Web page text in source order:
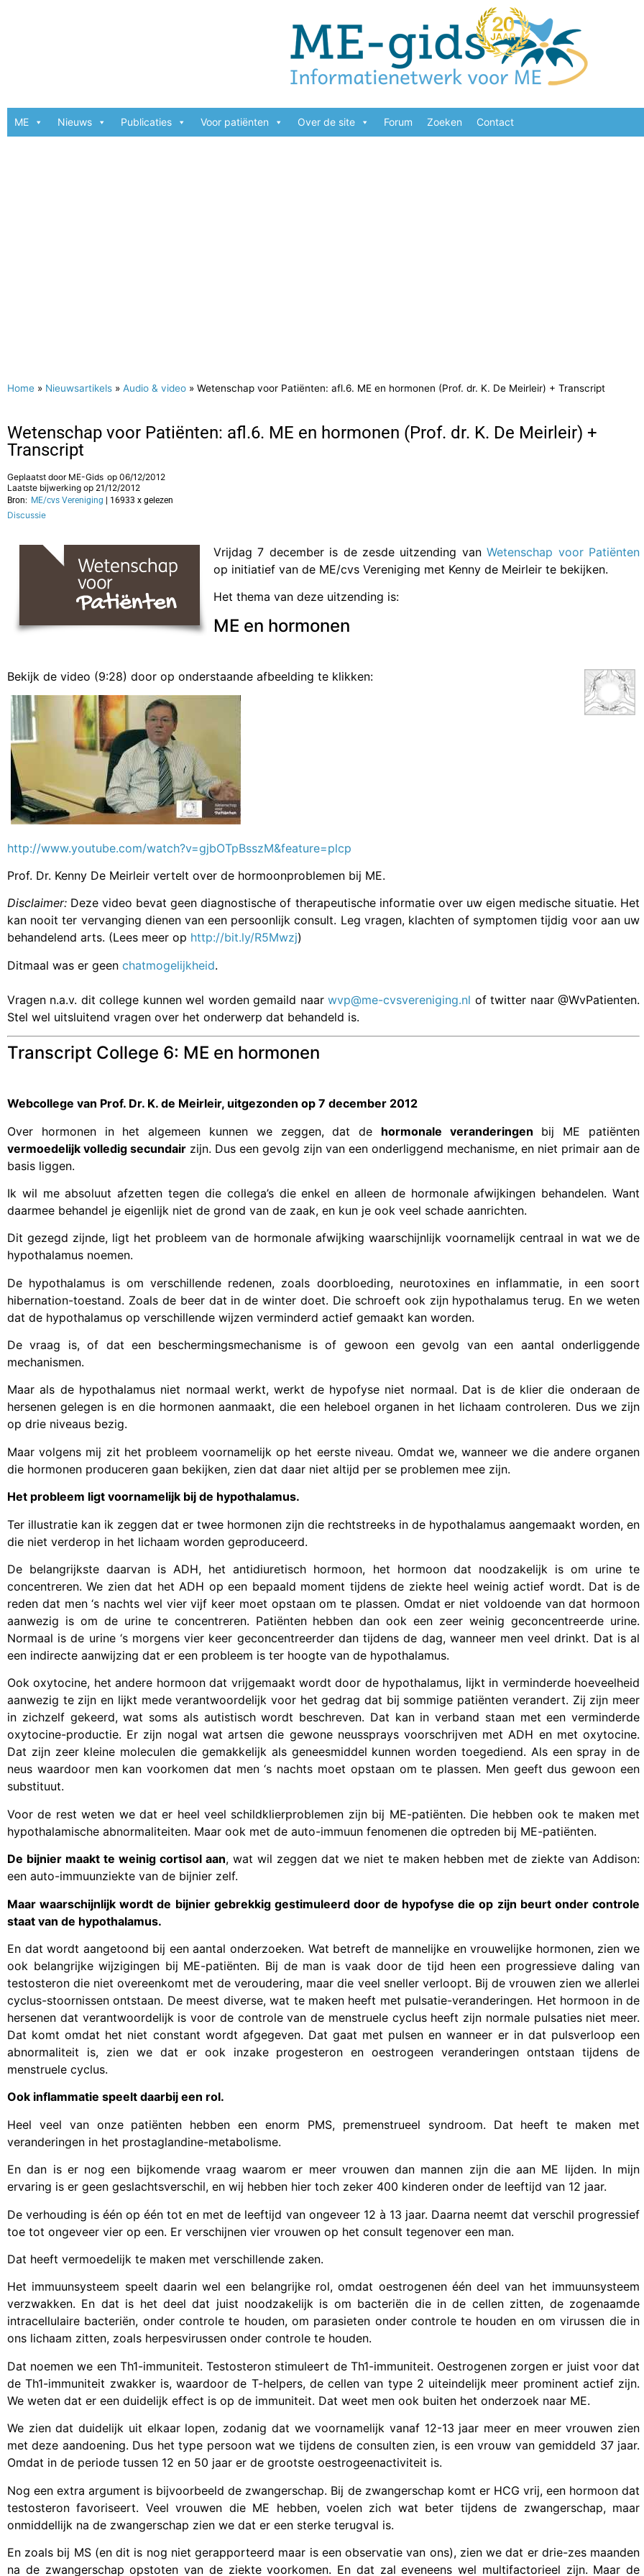
ME Nieuws Publicaties Voor patiënten Over de site Forum Zoeken Contact
Home » Nieuwsartikels » Audio & video » Wetenschap voor Patiënten: afl.6. ME en hormonen (Prof. dr. K. De Meirleir) + Transcript
Wetenschap voor Patiënten: afl.6. ME en hormonen (Prof. dr. K. De Meirleir) +
Transcript
Geplaatst door ME-Gids op 06/12/2012
Laatste bijwerking op 21/12/2012
Bron: ME/cvs Vereniging | 16933 x gelezen
Discussie
Vrijdag 7 december is de zesde uitzending vanWetenschap voor Patiënten
op initiatief van de ME/cvs Vereniging met Kenny de Meirleir te bekijken.
Het thema van deze uitzending is:
ME en hormonen
Bekijk de video (9:28) door op onderstaande afbeelding te klikken:
http://www.youtube.com/watch?v=gjbOTpBsszM&feature=plcp
Prof. Dr. Kenny De Meirleir vertelt over de hormoonproblemen bij ME.
Disclaimer: Deze video bevat geen diagnostische of therapeutische informatie over uw eigen medische situatie. Het
kan nooit ter vervanging dienen van een persoonlijk consult. Leg vragen, klachten of symptomen tijdig voor aan uw
behandelend arts. (Lees meer op http://bit.ly/R5Mwzj)
Ditmaal was er geen chatmogelijkheid.
Vragen n.a.v. dit college kunnen wel worden gemaild naarwvp@me-cvsvereniging.nl of twitter naar @WvPatienten.
Stel wel uitsluitend vragen over het onderwerp dat behandeld is.
Transcript College 6: ME en hormonen
Webcollege van Prof. Dr. K. de Meirleir, uitgezonden op 7 december 2012
Over hormonen in het algemeen kunnen we zeggen, dat de hormonale veranderingen bij ME patiënten
vermoedelijk volledig secundair zijn. Dus een gevolg zijn van een onderliggend mechanisme, en niet primair aan de
basis liggen.
Ik wil me absoluut afzetten tegen die collega’s die enkel en alleen de hormonale afwijkingen behandelen. Want
daarmee behandel je eigenlijk niet de grond van de zaak, en kun je ook veel schade aanrichten.
Dit gezegd zijnde, ligt het probleem van de hormonale afwijking waarschijn­lijk voornamelijk centraal in wat we de
hypothalamus noemen.
De hypothala­mus is om verschillende redenen, zoals doorbloeding, neuro­toxines en inflammatie, in een soort
hibernation-toestand. Zoals de beer dat in de winter doet. Die schroeft ook zijn hypothalamus terug. En we weten
dat de hypothalamus op verschillende wijzen verminderd actief gemaakt kan worden.
De vraag is, of dat een beschermingsmechanisme is of gewoon een gevolg van een aantal onderliggende
mechanismen.
Maar als de hypothalamus niet normaal werkt, werkt de hypofyse niet normaal. Dat is de klier die onderaan de
hersenen gelegen is en die hormonen aanmaakt, die een heleboel organen in het lichaam controleren. Dus we zijn
op drie niveaus bezig.
Maar volgens mij zit het probleem voornamelijk op het eerste niveau. Omdat we, wanneer we die andere organen
die hormonen produceren gaan bekijken, zien dat daar niet altijd per se problemen mee zijn.
Het probleem ligt voornamelijk bij de hypothalamus.
Ter illustratie kan ik zeggen dat er twee hormonen zijn die rechtstreeks in de hypothalamus aangemaakt worden, en
die niet verderop in het lichaam worden geproduceerd.
De belangrijkste daarvan is ADH, het antidiuretisch hormoon, het hormoon dat noodzakelijk is om urine te
concentreren. We zien dat het ADH op een bepaald moment tijdens de ziekte heel weinig actief wordt. Dat is de
reden dat men ‘s nachts wel vier vijf keer moet opstaan om te plassen. Omdat er niet voldoende van dat hormoon
aanwezig is om de urine te concentreren. Patiënten hebben dan ook een zeer weinig geconcentreerde urine.
Normaal is de urine ‘s morgens vier keer geconcentreerder dan tijdens de dag, wanneer men veel drinkt. Dat is al
een indirecte aanwijzing dat er een probleem is ter hoogte van de hypothalamus.
Ook oxytocine, het andere hormoon dat vrijgemaakt wordt door de hypothalamus, lijkt in verminderde hoeveelheid
aanwezig te zijn en lijkt mede verantwoordelijk voor het gedrag dat bij sommige patiënten verandert. Zij zijn meer
in zichzelf gekeerd, wat soms als autistisch wordt beschreven. Dat kan in verband staan met een verminderde
oxytocine-productie. Er zijn nogal wat artsen die gewone neussprays voorschrijven met ADH en met oxytocine.
Dat zijn zeer kleine moleculen die gemakkelijk als geneesmiddel kunnen worden toegediend. Als een spray in de
neus waardoor men kan voorkomen dat men ‘s nachts moet opstaan om te plassen. Men geeft dus gewoon een
substituut.
Voor de rest weten we dat er heel veel schildklierproblemen zijn bij ME-patiënten. Die hebben ook te maken met
hypothalamische abnormaliteiten. Maar ook met de auto-immuun fenomenen die optreden bij ME-patiënten.
De bijnier maakt te weinig cortisol aan, wat wil zeggen dat we niet te maken hebben met de ziekte van Addison:
een auto-immuunziekte van de bijnier zelf.
Maar waarschijnlijk wordt de bijnier gebrekkig gestimuleerd door de hypofyse die op zijn beurt onder controle
staat van de hypothalamus.
En dat wordt aangetoond bij een aantal onderzoeken. Wat betreft de mannelijke en vrouwelijke hormonen, zien we
ook belangrijke wijzigingen bij ME-patiënten. Bij de man is vaak door de tijd heen een progressieve daling van
testosteron die niet overeenkomt met de veroudering, maar die veel sneller verloopt. Bij de vrouwen zien we allerlei
cyclus-stoornissen ontstaan. De meest diverse, wat te maken heeft met pulsatie-veranderingen. Het hormoon in de
hersenen dat verantwoordelijk is voor de controle van de menstruele cyclus heeft zijn normale pulsaties niet meer.
Dat komt omdat het niet constant wordt afgegeven. Dat gaat met pulsen en wanneer er in dat pulsverloop een
abnormaliteit is, zien we dat er ook inzake progesteron en oestrogeen veranderingen ontstaan tijdens de
menstruele cyclus.
Ook inflammatie speelt daarbij een rol.
Heel veel van onze patiënten hebben een enorm PMS, premenstrueel syndroom. Dat heeft te maken met
veranderingen in het prostaglandine-metabolisme.
En dan is er nog een bijkomende vraag waarom er meer vrouwen dan mannen zijn die aan ME lijden. In mijn
ervaring is er geen geslachtsverschil, en wij hebben hier toch zeker 400 kinderen onder de leeftijd van 12 jaar.
De verhouding is één op één tot en met de leeftijd van ongeveer 12 à 13 jaar. Daarna neemt dat verschil progressief
toe tot ongeveer vier op een. Er verschijnen vier vrouwen op het consult tegenover een man.
Dat heeft vermoedelijk te maken met verschillende zaken.
Het immuunsysteem speelt daarin wel een belangrijke rol, omdat oestrogenen één deel van het immuunsysteem
verzwakken. En dat is het deel dat juist noodzakelijk is om bacteriën die in de cellen zitten, de zogenaamde
intracellulaire bacteriën, onder controle te houden, om parasieten onder controle te houden en om virussen die in
ons lichaam zitten, zoals herpesvirussen onder controle te houden.
Dat noemen we een Th1-immuniteit. Testosteron stimuleert de Th1-immuniteit. Oestrogenen zorgen er juist voor dat
de Th1-immuniteit zwakker is, waardoor de T-helpers, de cellen van type 2 uiteindelijk meer prominent actief zijn.
We weten dat er een duidelijk effect is op de immuniteit. Dat weet men ook buiten het onderzoek naar ME.
We zien dat duidelijk uit elkaar lopen, zodanig dat we voornamelijk vanaf 12-13 jaar meer en meer vrouwen zien
met deze aandoening. Dus het type persoon wat we tijdens de consulten zien, is een vrouw van gemiddeld 37 jaar.
Omdat in de periode tussen 12 en 50 jaar er de grootste oestrogeenactiviteit is.
Nog een extra argument is bijvoorbeeld de zwangerschap. Bij de zwangerschap komt er HCG vrij, een hormoon dat
testosteron favoriseert. Veel vrouwen die ME hebben, voelen zich wat beter tijdens de zwangerschap, maar
onmiddellijk na de zwangerschap zien we dat er een sterke terugval is.
En zoals bij MS (en dit is nog niet gerapporteerd maar is een observatie van ons), zien we dat er drie-zes maanden
na de zwangerschap opstoten van de ziekte voorkomen. En dat zal eveneens wel multifactorieel zijn. Maar de